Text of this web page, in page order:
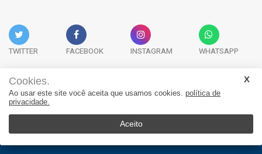
TWITTER FACEBOOK INSTAGRAM WHATSAPP
Acervo Digital Fale Conosco Quem Somos
Cookies.
Ao usar este site você aceita que usamos cookies. política de
privacidade.
Aceito